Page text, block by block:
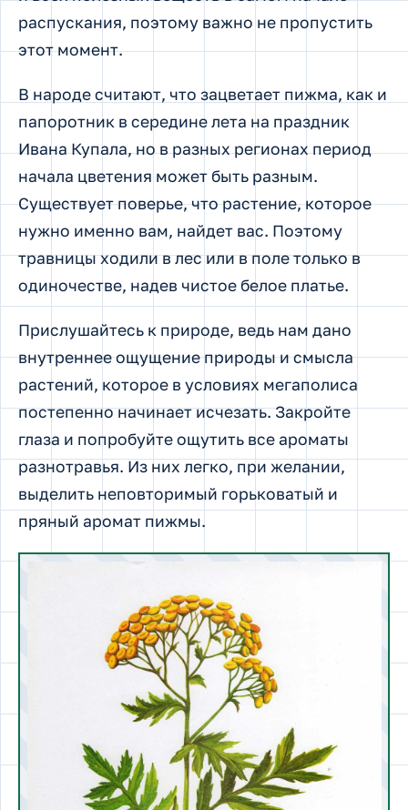
распускания, поэтому важно не пропустить
этот момент.
В народе считают, что зацветает пижма, как и
папоротник в середине лета на праздник
Ивана Купала, но в разных регионах период
начала цветения может быть разным.
Существует поверье, что растение, которое
нужно именно вам, найдет вас. Поэтому
травницы ходили в лес или в поле только в
одиночестве, надев чистое белое платье.
Прислушайтесь к природе, ведь нам дано
внутреннее ощущение природы и смысла
растений, которое в условиях мегаполиса
постепенно начинает исчезать. Закройте
глаза и попробуйте ощутить все ароматы
разнотравья. Из них легко, при желании,
выделить неповторимый горьковатый и
пряный аромат пижмы.